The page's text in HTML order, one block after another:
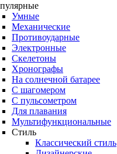
Умные
Механические
Противоударные
Электронные
Скелетоны
Хронографы
На солнечной батарее
С шагомером
С пульсометром
Для плавания
Мультифункциональные
Стиль
Классический стиль